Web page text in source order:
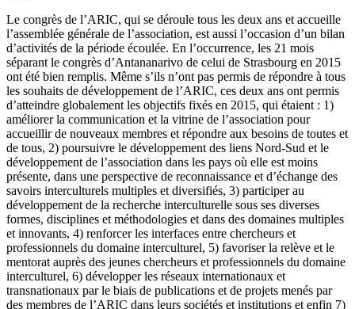
Le congrès de l’ARIC, qui se déroule tous les deux ans et accueille
l’assemblée générale de l’association, est aussi l’occasion d’un bilan
d’activités de la période écoulée. En l’occurrence, les 21 mois
séparant le congrès d’Antananarivo de celui de Strasbourg en 2015
ont été bien remplis. Même s’ils n’ont pas permis de répondre à tous
les souhaits de développement de l’ARIC, ces deux ans ont permis
d’atteindre globalement les objectifs fixés en 2015, qui étaient : 1)
améliorer la communication et la vitrine de l’association pour
accueillir de nouveaux membres et répondre aux besoins de toutes et
de tous, 2) poursuivre le développement des liens Nord-Sud et le
développement de l’association dans les pays où elle est moins
présente, dans une perspective de reconnaissance et d’échange des
savoirs interculturels multiples et diversifiés, 3) participer au
développement de la recherche interculturelle sous ses diverses
formes, disciplines et méthodologies et dans des domaines multiples
et innovants, 4) renforcer les interfaces entre chercheurs et
professionnels du domaine interculturel, 5) favoriser la relève et le
mentorat auprès des jeunes chercheurs et professionnels du domaine
interculturel, 6) développer les réseaux internationaux et
transnationaux par le biais de publications et de projets menés par
des membres de l’ARIC dans leurs sociétés et institutions et enfin 7)